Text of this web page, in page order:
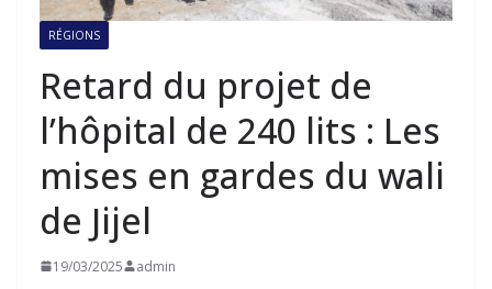
RÉGIONS
Retard du projet de
l’hôpital de 240 lits : Les
mises en gardes du wali
de Jijel
19/03/2025 admin